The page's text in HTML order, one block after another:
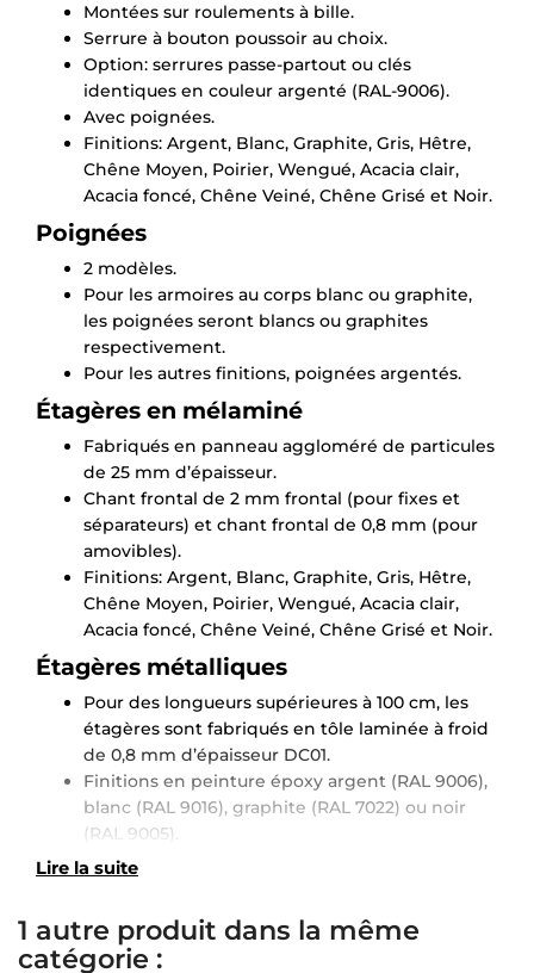
Montées sur roulements à bille.
Serrure à bouton poussoir au choix.
Option: serrures passe-partout ou clés
identiques en couleur argenté (RAL-9006).
Avec poignées.
Finitions: Argent, Blanc, Graphite, Gris, Hêtre,
Chêne Moyen, Poirier, Wengué, Acacia clair,
Acacia foncé, Chêne Veiné, Chêne Grisé et Noir.
Poignées
2 modèles.
Pour les armoires au corps blanc ou graphite,
les poignées seront blancs ou graphites
respectivement.
Pour les autres finitions, poignées argentés.
Étagères en mélaminé
Fabriqués en panneau aggloméré de particules
de 25 mm d’épaisseur.
Chant frontal de 2 mm frontal (pour fixes et
séparateurs) et chant frontal de 0,8 mm (pour
amovibles).
Finitions: Argent, Blanc, Graphite, Gris, Hêtre,
Chêne Moyen, Poirier, Wengué, Acacia clair,
Acacia foncé, Chêne Veiné, Chêne Grisé et Noir.
Étagères métalliques
Pour des longueurs supérieures à 100 cm, les
étagères sont fabriqués en tôle laminée à froid
de 0,8 mm d’épaisseur DC01.
Finitions en peinture époxy argent (RAL 9006),
blanc (RAL 9016), graphite (RAL 7022) ou noir
(RAL 9005).
Lire la suite
1 autre produit dans la même
catégorie :